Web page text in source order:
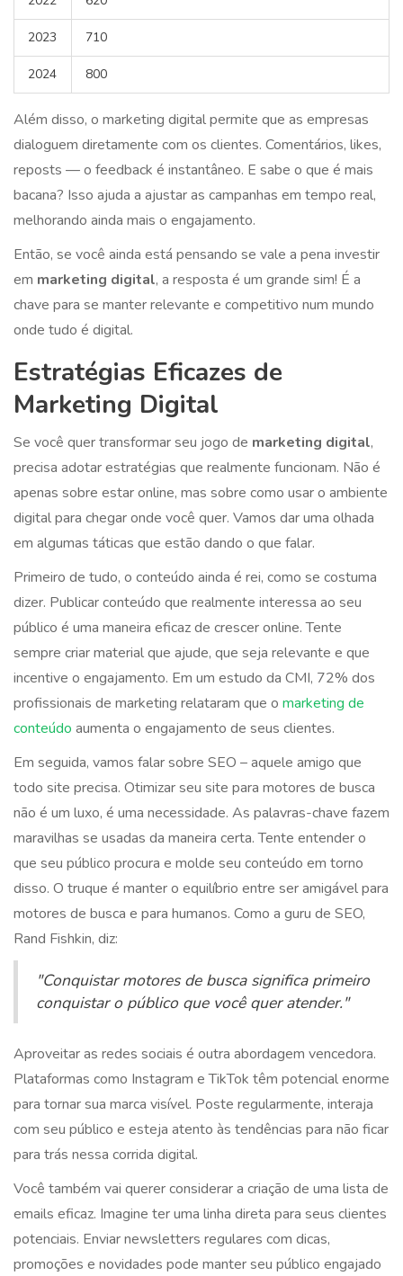
2023 710
2024 800
Além disso, o marketing digital permite que as empresas
dialoguem diretamente com os clientes. Comentários, likes,
reposts — o feedback é instantâneo. E sabe o que é mais
bacana? Isso ajuda a ajustar as campanhas em tempo real,
melhorando ainda mais o engajamento.
Então, se você ainda está pensando se vale a pena investir
em marketing digital, a resposta é um grande sim! É a
chave para se manter relevante e competitivo num mundo
onde tudo é digital.
Estratégias Eficazes de
Marketing Digital
Se você quer transformar seu jogo de marketing digital,
precisa adotar estratégias que realmente funcionam. Não é
apenas sobre estar online, mas sobre como usar o ambiente
digital para chegar onde você quer. Vamos dar uma olhada
em algumas táticas que estão dando o que falar.
Primeiro de tudo, o conteúdo ainda é rei, como se costuma
dizer. Publicar conteúdo que realmente interessa ao seu
público é uma maneira eficaz de crescer online. Tente
sempre criar material que ajude, que seja relevante e que
incentive o engajamento. Em um estudo da CMI, 72% dos
profissionais de marketing relataram que o marketing de
conteúdo aumenta o engajamento de seus clientes.
Em seguida, vamos falar sobre SEO – aquele amigo que
todo site precisa. Otimizar seu site para motores de busca
não é um luxo, é uma necessidade. As palavras-chave fazem
maravilhas se usadas da maneira certa. Tente entender o
que seu público procura e molde seu conteúdo em torno
disso. O truque é manter o equilíbrio entre ser amigável para
motores de busca e para humanos. Como a guru de SEO,
Rand Fishkin, diz:
"Conquistar motores de busca significa primeiro
conquistar o público que você quer atender."
Aproveitar as redes sociais é outra abordagem vencedora.
Plataformas como Instagram e TikTok têm potencial enorme
para tornar sua marca visível. Poste regularmente, interaja
com seu público e esteja atento às tendências para não ficar
para trás nessa corrida digital.
Você também vai querer considerar a criação de uma lista de
emails eficaz. Imagine ter uma linha direta para seus clientes
potenciais. Enviar newsletters regulares com dicas,
promoções e novidades pode manter seu público engajado